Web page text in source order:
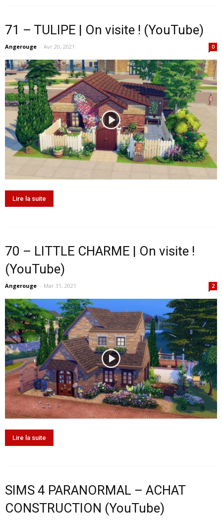
71 – TULIPE | On visite ! (YouTube)
Angerouge - Avr 20, 2021 0
Lire la suite
70 – LITTLE CHARME | On visite !
(YouTube)
Angerouge - Mar 31, 2021 2
Lire la suite
SIMS 4 PARANORMAL – ACHAT
CONSTRUCTION (YouTube)